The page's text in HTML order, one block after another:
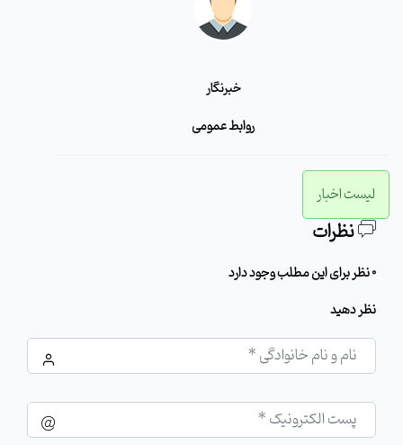
خبرنگار
روابط عمومی
لیست اخبار
نظرات
0 نظر برای این مطلب وجود دارد
نظر دهید